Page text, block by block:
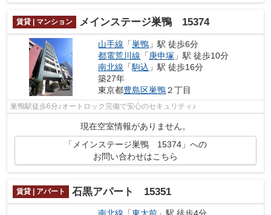
賃貸 | マンション メインステージ巣鴨 15374
山手線 「巣鴨 」駅 徒歩6分
都電荒川線 「 庚申塚 」駅 徒歩10分
南北線 「駒込 」駅 徒歩16分
築27年
東京都豊島区巣鴨２丁目
巣鴨駅徒歩6分♪オートロック完備で安心のセキュリティ♪
現在空室情報がありません。
「メインステージ巣鴨 15374」への
お問い合わせはこちら
賃貸 | アパート 石黒アパート 15351